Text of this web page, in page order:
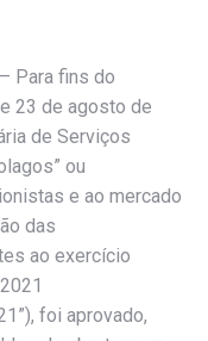
Para fins do
23 de agosto de
de Serviços
ou
e ao mercado
das
ao exercício
foi aprovado,